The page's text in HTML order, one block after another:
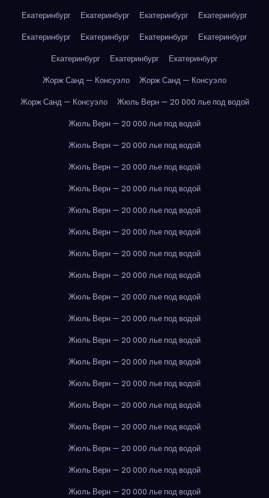
Екатеринбург
Екатеринбург Екатеринбург
Екатеринбург
Екатеринбург
Екатеринбург Екатеринбург
Екатеринбург
Екатеринбург
Екатеринбург
Екатеринбург
Жорж Санд — Консуэло
Жорж Санд — Консуэло
Жорж Санд — Консуэло
Жюль Верн — 20 000 лье под водой
Жюль Верн — 20 000 лье под водой
Жюль Верн — 20 000 лье под водой
Жюль Верн — 20 000 лье под водой
Жюль Верн — 20 000 лье под водой
Жюль Верн — 20 000 лье под водой
Жюль Верн — 20 000 лье под водой
Жюль Верн — 20 000 лье под водой
Жюль Верн — 20 000 лье под водой
Жюль Верн — 20 000 лье под водой
Жюль Верн — 20 000 лье под водой
Жюль Верн — 20 000 лье под водой
Жюль Верн — 20 000 лье под водой
Жюль Верн — 20 000 лье под водой
Жюль Верн — 20 000 лье под водой
Жюль Верн — 20 000 лье под водой
Жюль Верн — 20 000 лье под водой
Жюль Верн — 20 000 лье под водой
Жюль Верн — 20 000 лье под водой